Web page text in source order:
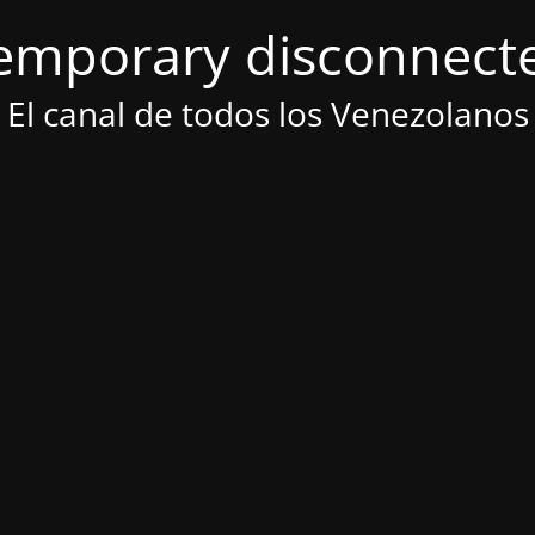
El canal de todos los Venezolanos